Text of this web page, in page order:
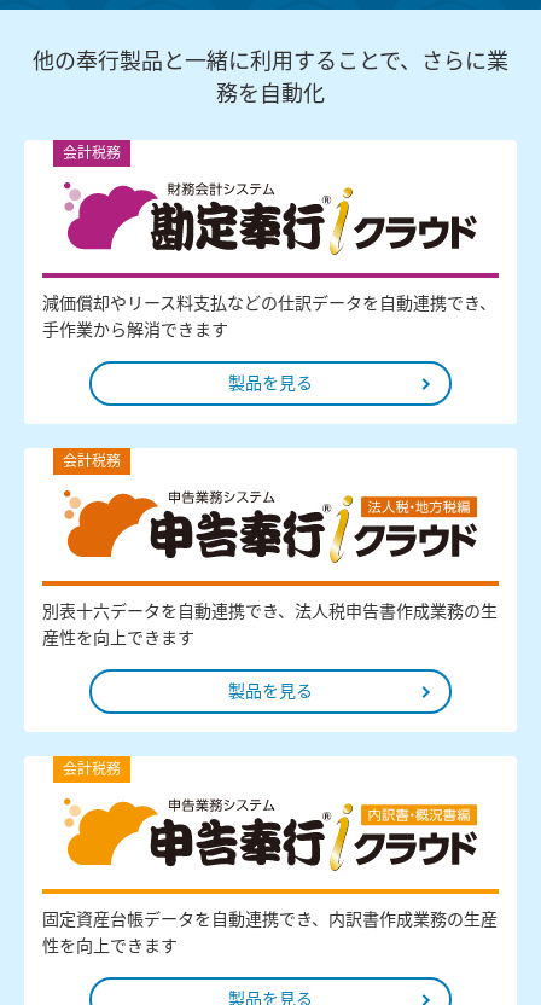
他の奉行製品と一緒に利用することで、さらに業
務を自動化
会計税務
減価償却やリース料支払などの仕訳データを自動連携でき、
手作業から解消できます
製品を見る
会計税務
別表十六データを自動連携でき、法人税申告書作成業務の生
産性を向上できます
製品を見る
会計税務
固定資産台帳データを自動連携でき、内訳書作成業務の生産
性を向上できます
製品を見る